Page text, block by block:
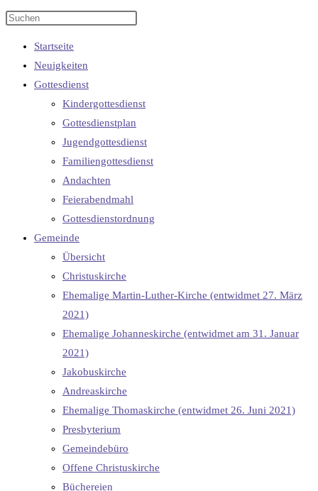
Startseite
Neuigkeiten
Gottesdienst
Kindergottesdienst
Gottesdienstplan
Jugendgottesdienst
Familiengottesdienst
Andachten
Feierabendmahl
Gottesdienstordnung
Gemeinde
Übersicht
Christuskirche
Ehemalige Martin-Luther-Kirche (entwidmet 27. März
2021)
Ehemalige Johanneskirche (entwidmet am 31. Januar
2021)
Jakobuskirche
Andreaskirche
Ehemalige Thomaskirche (entwidmet 26. Juni 2021)
Presbyterium
Gemeindebüro
Offene Christuskirche
Büchereien